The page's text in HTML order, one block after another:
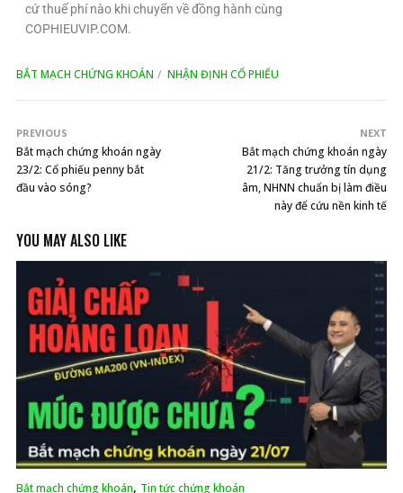
cứ thuế phí nào khi chuyển về đồng hành cùng
COPHIEUVIP.COM.
BẮT MẠCH CHỨNG KHOÁN NHẬN ĐỊNH CỔ PHIẾU
PREVIOUS
Bắt mạch chứng khoán ngày
23/2: Cổ phiếu penny bắt
đầu vào sóng?
NEXT
Bắt mạch chứng khoán ngày
21/2: Tăng trưởng tín dụng
âm, NHNN chuẩn bị làm điều
này để cứu nền kinh tế
YOU MAY ALSO LIKE
Bắt mạch chứng khoán, Tin tức chứng khoán